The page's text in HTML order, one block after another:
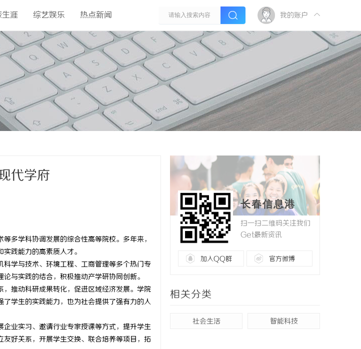
生涯 综艺娱乐 热点新闻 我的账户
代学府
多学科协调发展的综合性高等院校。多年来，
践能力的高素质人才。
学与技术、环境工程、工商管理等多个热门专
与实践的结合，积极推动产学研协同创新。
推动科研成果转化，促进区域经济发展。学院
学生的实践能力，也为社会提供了强有力的人
业实习、邀请行业专家授课等方式，提升学生
好关系，开展学生交换、联合培养等项目，拓
长春信息港
扫一扫二维码关注我们
Get最新资讯
加入QQ群 官方微博
相关分类
社会生活 智能科技